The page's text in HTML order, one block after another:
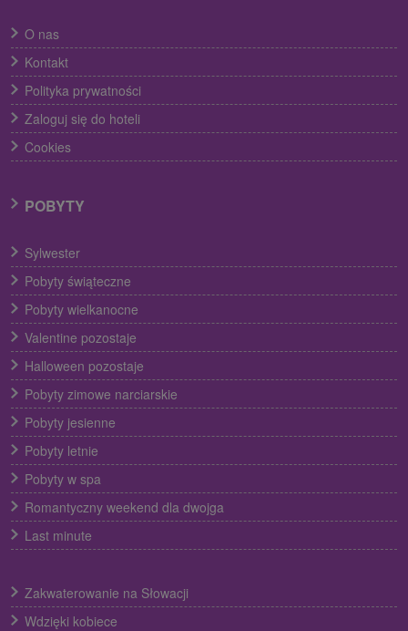
O nas
Kontakt
Polityka prywatności
Zaloguj się do hoteli
Cookies
POBYTY
Sylwester
Pobyty świąteczne
Pobyty wielkanocne
Valentine pozostaje
Halloween pozostaje
Pobyty zimowe narciarskie
Pobyty jesienne
Pobyty letnie
Pobyty w spa
Romantyczny weekend dla dwojga
Last minute
Zakwaterowanie na Słowacji
Wdzięki kobiece